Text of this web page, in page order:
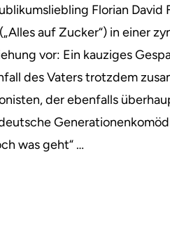
Florian
auf Zucker“) in einer
vor: Ein kauziges
des Vaters trotzdem
der ebenfalls
was geht“ …